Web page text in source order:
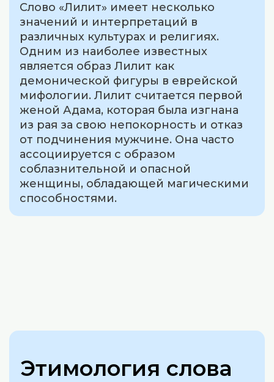
Слово «Лилит» имеет несколько
значений и интерпретаций в
различных культурах и религиях.
Одним из наиболее известных
является образ Лилит как
демонической фигуры в еврейской
мифологии. Лилит считается первой
женой Адама, которая была изгнана
из рая за свою непокорность и отказ
от подчинения мужчине. Она часто
ассоциируется с образом
соблазнительной и опасной
женщины, обладающей магическими
способностями.
Этимология слова